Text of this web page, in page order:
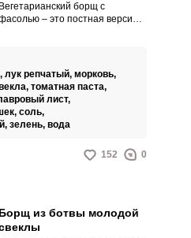
Вегетарианский борщ с
– это постная версия
также питательное и сытное
благодаря добавлению
лук репчатый, морковь,
томатная паста,
лист,
соль,
зелень, вода
152 0
Борщ из ботвы молодой